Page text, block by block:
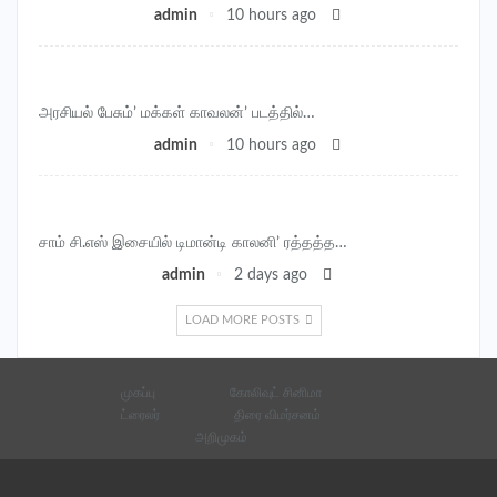
admin 10 hours ago
அரசியல் பேசும்’ மக்கள் காவலன்’ படத்தில்…
admin 10 hours ago
சாம் சி.எஸ் இசையில் டிமான்டி காலனி’ ரத்தத்த…
admin 2 days ago
LOAD MORE POSTS
முகப்பு
கோலிவுட் சினிமா
ட்ரைலர்
திரை விமர்சனம்
அறிமுகம்